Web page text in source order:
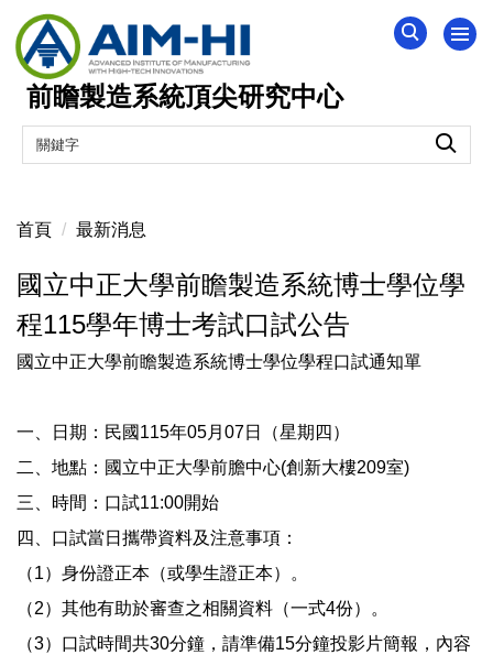
跳
到
主
要
內
前瞻製造系統頂尖研究中心
首頁 最新消息
國立中正大學前瞻製造系統博士學位學
程115學年博士考試口試公告
國立中正大學前瞻製造系統博士學位學程口試通知單
一、日期：民國115年05月07日（星期四）
二、地點：國立中正大學前膽中心(創新大樓209室)
三、時間：口試11:00開始
四、口試當日攜帶資料及注意事項：
（1）身份證正本（或學生證正本）。
（2）其他有助於審查之相關資料（一式4份）。
（3）口試時間共30分鐘，請準備15分鐘投影片簡報，內容